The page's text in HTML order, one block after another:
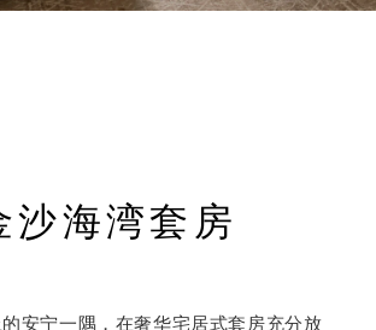
沙海湾套房
安宁一隅，在奢华宅居式套房充分放